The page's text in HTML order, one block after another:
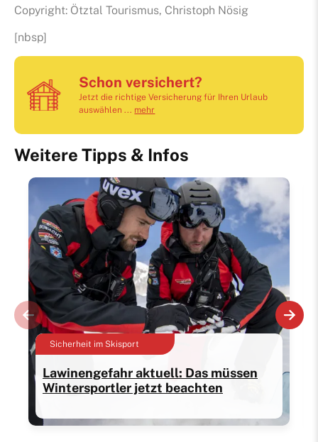
Copyright: Ötztal Tourismus, Christoph Nösig
[nbsp]
Schon versichert?
Jetzt die richtige Versicherung für Ihren Urlaub
auswählen ... mehr
Weitere Tipps & Infos
Sicherheit im Skisport
Lawinengefahr aktuell: Das müssen
Wintersportler jetzt beachten